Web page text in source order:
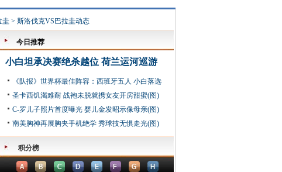
圭 > 斯洛伐克VS巴拉圭动态
今日推荐
小白坦承决赛绝杀越位 荷兰运河巡游
《队报》世界杯最佳阵容：西班牙五人 小白落选
圣卡西饥渴难耐 战袍未脱就携女友开房甜蜜(图)
C-罗儿子照片首度曝光 婴儿金发昭示像母亲(图)
南美胸神再展胸夹手机绝学 秀球技无惧走光(图)
积分榜